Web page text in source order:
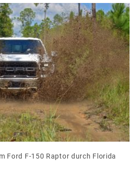
Ford F-150 Raptor durch Florida